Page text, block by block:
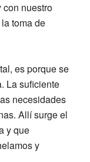
con nuestro
toma de
es porquese
. La suficiente
necesidades
Allí surge el
y que
y